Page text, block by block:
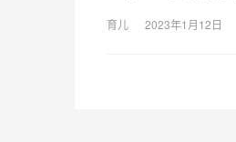
育儿 2023年1月12日